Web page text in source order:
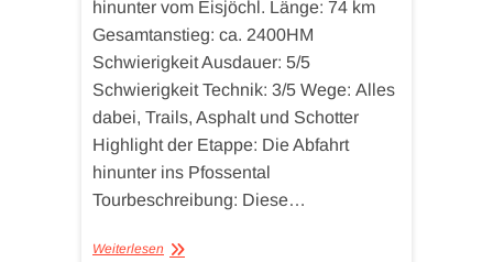
hinunter vom Eisjöchl. Länge: 74 km
Gesamtanstieg: ca. 2400HM
Schwierigkeit Ausdauer: 5/5
Schwierigkeit Technik: 3/5 Wege: Alles
dabei, Trails, Asphalt und Schotter
Highlight der Etappe: Die Abfahrt
hinunter ins Pfossental
Tourbeschreibung: Diese…
Weiterlesen